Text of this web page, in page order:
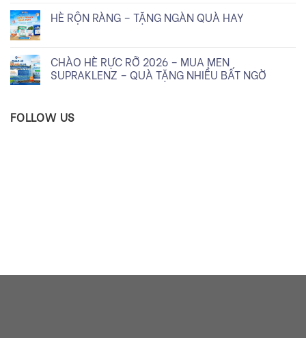
HÈ RỘN RÀNG – TẶNG NGÀN QUÀ HAY
CHÀO HÈ RỰC RỠ 2026 – MUA MEN
SUPRAKLENZ – QUÀ TẶNG NHIỀU BẤT NGỜ
FOLLOW US